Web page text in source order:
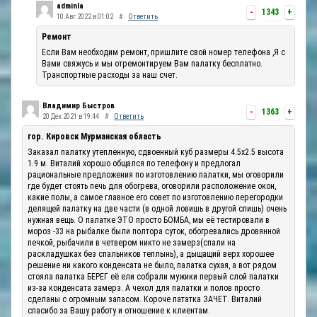
- 1343 +
adminla
10 Авг 2022 в 01:02 # Ответить
Ремонт
Если Вам необходим ремонт, пришлите свой номер телефона ,Я с
Вами свяжусь и мы отремонтируем Вам палатку бесплатно.
Транспортные расходы за наш счет.
- 1363 +
Владимир Быстров
20 Дек 2021 в 19:44 # Ответить
гор. Кировск Мурманская область
Заказал палатку утепленную, сдвоенный куб размеры 4.5х2.5 высота
1.9 м. Виталий хорошо общался по телефону и предлогал
рациональные предложения по изготовлению палатки, мы оговорили
где будет стоять печь для обогрева, оговорили расположение окон,
какие полы, а самое главное его совет по изготовлению перегородки
делящей палатку на две части (в одной ловишь в другой спишь) очень
нужная вещь. О палатке ЭТО просто БОМБА, мы её тестировали в
мороз -33 на рыбалке были полтора суток, обогревались дровянной
печкой, рыбачили в четвером никто не замерз(спали на
раскладушках без спальников теплынь), а дыщащий верх хорошее
решение ни какого конденсата не было, палатка сухая, а вот рядом
стояла палатка БЕРЕГ её ели собрали мужики первый слой палатки
из-за конденсата замерз. А чехол для палатки и полов просто
сделаны с огромным запасом. Короче пататка ЗАЧЕТ. Виталий
спасибо за Вашу работу и отношение к клиентам.